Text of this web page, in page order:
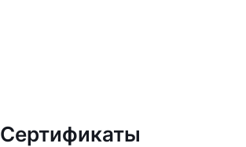
Сертификаты